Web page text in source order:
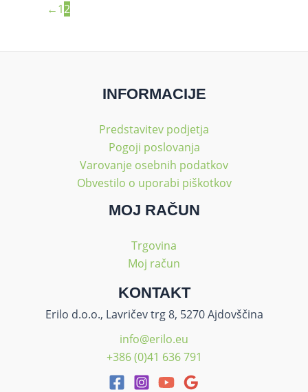
←12
INFORMACIJE
Predstavitev podjetja
Pogoji poslovanja
Varovanje osebnih podatkov
Obvestilo o uporabi piškotkov
MOJ RAČUN
Trgovina
Moj račun
KONTAKT
Erilo d.o.o., Lavričev trg 8, 5270 Ajdovščina
info@erilo.eu
+386 (0)41 636 791